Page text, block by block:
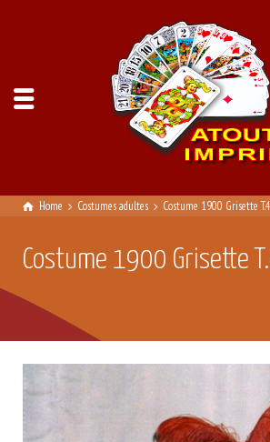
Home Costumes adultes Costume 1900 Grisette
Costume 1900 Grisette